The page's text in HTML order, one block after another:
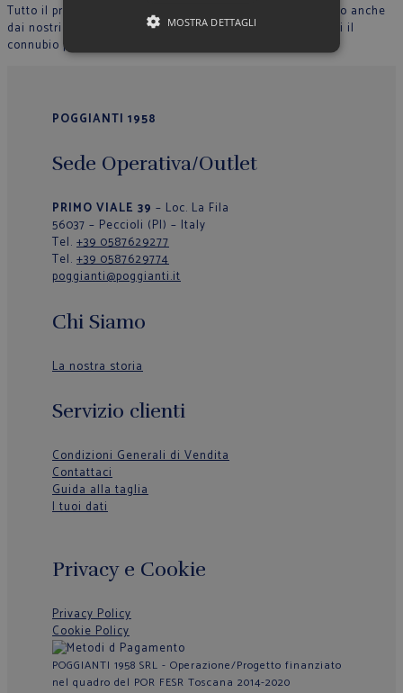
Tutto il processo di lavorazione sartoriale è supervisionato anche
dai nostri collaboratori, in modo che ogni capo rappresenti il
connubio perfetto tra qualità, originalità ed eleganza.
POGGIANTI 1958
Sede Operativa/Outlet
PRIMO VIALE 39 – Loc. La Fila
56037 – Peccioli (PI) – Italy
Tel. +39 0587629277
Tel. +39 0587629774
poggianti@poggianti.it
Chi Siamo
La nostra storia
Servizio clienti
Condizioni Generali di Vendita
Contattaci
Guida alla taglia
I tuoi dati
Privacy e Cookie
Privacy Policy
Cookie Policy
POGGIANTI 1958 SRL - Operazione/Progetto finanziato
nel quadro del POR FESR Toscana 2014-2020
MOSTRA DETTAGLI